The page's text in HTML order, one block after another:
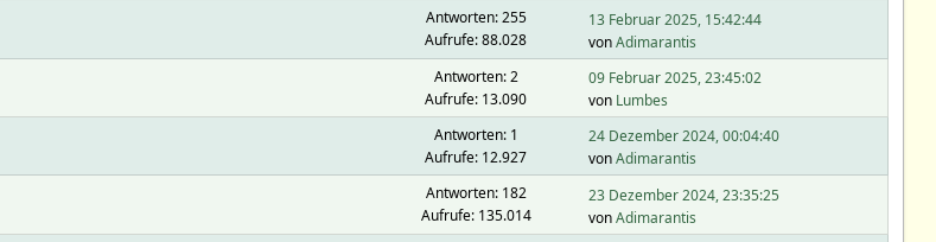
Antworten: 255
Aufrufe: 88.028
13 Februar 2025, 15:42:44
vonAdimarantis
Antworten: 2
Aufrufe: 13.090
09 Februar 2025, 23:45:02
von Lumbes
Antworten: 1
Aufrufe: 12.927
24 Dezember 2024, 00:04:40
vonAdimarantis
Antworten: 182
Aufrufe: 135.014
23 Dezember 2024, 23:35:25
vonAdimarantis